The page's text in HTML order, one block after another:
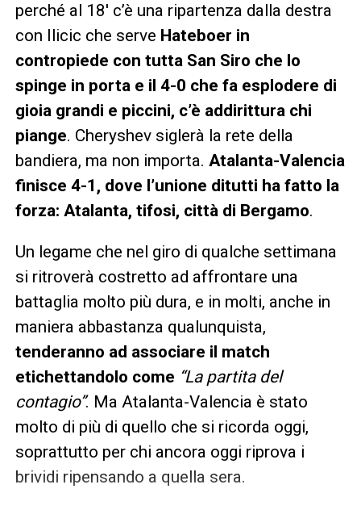
perché al 18′ c’è una ripartenza dalla destra
con Ilicic che serve Hateboer in
contropiede con tutta San Siro che lo
spinge in porta e il 4-0 che fa esplodere di
gioia grandi e piccini, c’è addirittura chi
piange. Cheryshev siglerà la rete della
bandiera, ma non importa. Atalanta-Valencia
finisce 4-1, dove l’unione ditutti ha fatto la
forza: Atalanta, tifosi, città di Bergamo.
Un legame che nel giro di qualche settimana
si ritroverà costretto ad affrontare una
battaglia molto più dura, e in molti, anche in
maniera abbastanza qualunquista,
tenderanno ad associare il match
etichettandolo come “La partita del
contagio”. Ma Atalanta-Valencia è stato
molto di più di quello che si ricorda oggi,
soprattutto per chi ancora oggi riprova i
brividi ripensando a quella sera.